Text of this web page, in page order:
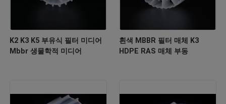
K2 K3 K5 부유식 필터 미디어
Mbbr 생물학적 미디어
흰색 MBBR 필터 매체 K3
HDPE RAS 매체 부동